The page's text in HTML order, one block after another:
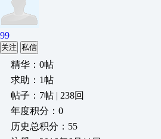
99
关注 私信
精华：0帖
求助：1帖
帖子：7帖 | 238回
年度积分：0
历史总积分：55